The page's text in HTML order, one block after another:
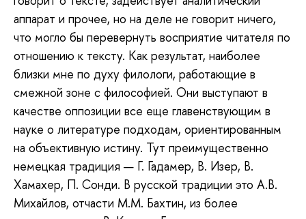
аппарат и прочее, но на деле не говорит ничего,
что могло бы перевернуть восприятие читателя по
отношению к тексту. Как результат, наиболее
близки мне по духу филологи, работающие в
смежной зоне с философией. Они выступают в
качестве оппозиции все еще главенствующим в
науке о литературе подходам, ориентированным
на объективную истину. Тут преимущественно
немецкая традиция — Г. Гадамер, В. Изер, В.
Хамахер, П. Сонди. В русской традиции это А.В.
Михайлов, отчасти М.М. Бахтин, из более